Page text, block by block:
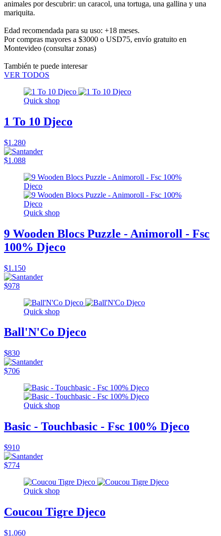
animales por descubrir: un caracol, una tortuga, una gallina y una
mariquita.
Edad recomendada para su uso: +18 meses.
Por compras mayores a $3000 o USD75, envío gratuito en
Montevideo (consultar zonas)
También te puede interesar
VER TODOS
Quick shop
1 To 10 Djeco
$1.280
$1.088
Quick shop
9 Wooden Blocs Puzzle - Animoroll - Fsc
100% Djeco
$1.150
$978
Quick shop
Ball'N'Co Djeco
$830
$706
Quick shop
Basic - Touchbasic - Fsc 100% Djeco
$910
$774
Quick shop
Coucou Tigre Djeco
$1.060